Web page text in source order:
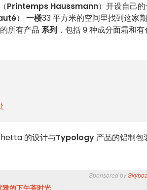
Printemps Haussmann）开设自己
） 一楼33 平方米的空间里找到这家
的所有产品 系列 ，包括 9 种成分面霜和
的设计与Typology 产品的铝制包